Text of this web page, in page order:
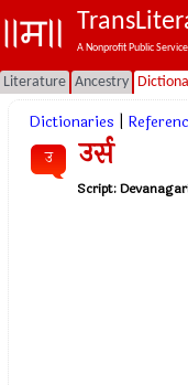
A Nonprofit Public
Literature Ancestry
Dictionaries
उ उर्स
Script: